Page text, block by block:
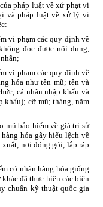
pháp luật về xử phạt vi
và pháp luật về xử lý vi
vi phạm các quy định về
đọc được nội dung,
vi phạm các quy định về
hóa như tên mũ; tên và
cá nhân nhập khẩu và
khẩu); cỡ mũ; tháng, năm
mũ bảo hiểm về giá trị sử
hóa gây hiểu lệch về
nơi đóng gói, lắp ráp
có nhãn hàng hóa giống
đã thực hiện các biện
chuẩn kỹ thuật quốc gia